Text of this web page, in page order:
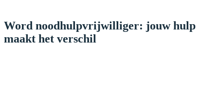
Word noodhulpvrijwilliger: jouw hulp
maakt het verschil